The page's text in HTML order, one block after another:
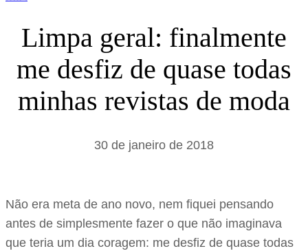
Limpa geral: finalmente
me desfiz de quase todas
minhas revistas de moda
30 de janeiro de 2018
Não era meta de ano novo, nem fiquei pensando
antes de simplesmente fazer o que não imaginava
que teria um dia coragem: me desfiz de quase todas